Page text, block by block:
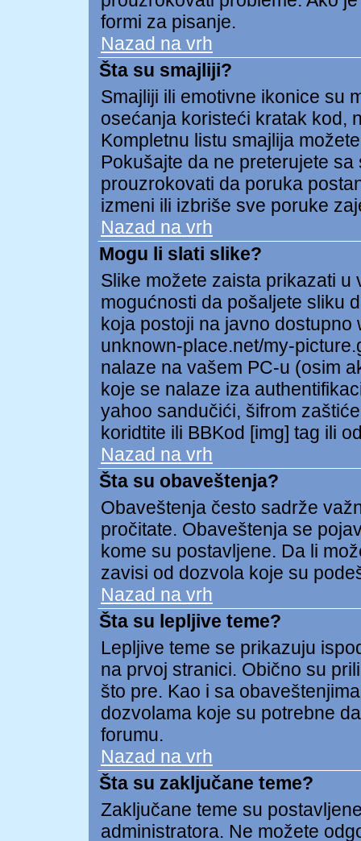
formi za pisanje.
Nazad na vrh
Šta su smajliji?
Smajliji ili emotivne ikonice su
osećanja koristeći kratak kod,
Kompletnu listu smajlija
Pokušajte da ne preterujete
prouzrokovati da poruka
izmeni ili izbriše sve poruke
Nazad na vrh
Mogu li slati slike?
Slike možete zaista prikazati
mogućnosti da pošaljete sliku
koja postoji na javno
unknown-place.net/my-
nalaze na vašem PC-u (osim
koje se nalaze iza
yahoo sandučići, šifrom
koridtite ili BBKod [img] tag ili
Nazad na vrh
Šta su obaveštenja?
Obaveštenja često sadrže
pročitate. Obaveštenja se
kome su postavljene. Da li
zavisi od dozvola koje su
Nazad na vrh
Šta su lepljive teme?
Lepljive teme se prikazuju
na prvoj stranici. Obično su
što pre. Kao i sa
dozvolama koje su potrebne
forumu.
Nazad na vrh
Šta su zaključane teme?
Zaključane teme su
administratora. Ne možete